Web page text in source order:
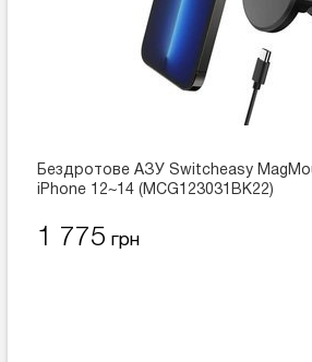
Бездротове АЗУ Switcheasy
iPhone 12~14 (MCG123031BK22)
1 775 грн